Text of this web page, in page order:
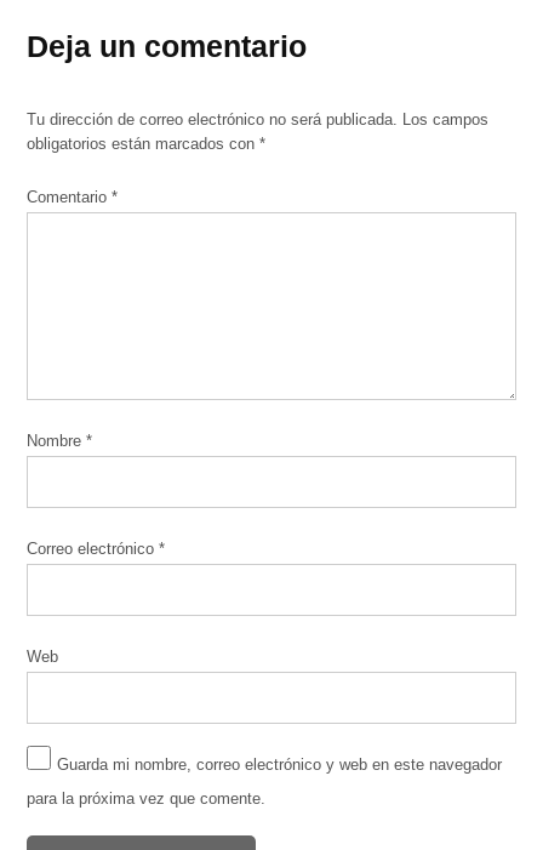
Deja un comentario
Tu dirección de correo electrónico no será publicada. Los campos
obligatorios están marcados con*
Comentario*
Nombre*
Correo electrónico*
Web
Guarda mi nombre, correo electrónico y web en este navegador
para la próxima vez que comente.